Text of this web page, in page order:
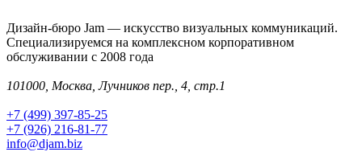
Дизайн-бюро Jam — искусство визуальных коммуникаций.
Специализируемся на комплексном корпоративном
обслуживании с 2008 года
101000, Москва, Лучников пер., 4, стр.1
+7 (499) 397-85-25
+7 (926) 216-81-77
info@djam.biz